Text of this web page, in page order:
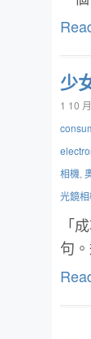
少
1 10
相機,
光鏡
「
句